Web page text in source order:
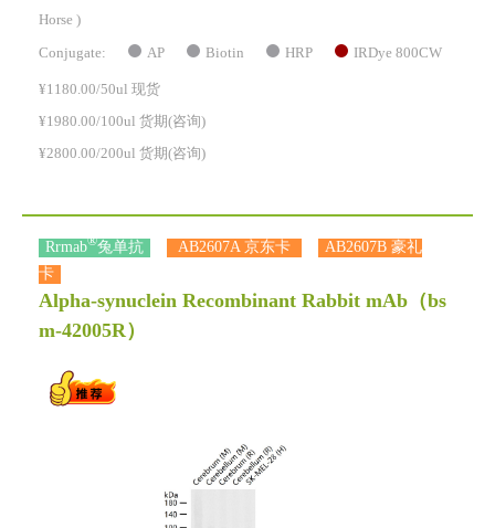
Horse )
Conjugate: AP Biotin HRP IRDye 800CW
¥1180.00/50ul 现货
¥1980.00/100ul 货期(咨询)
¥2800.00/200ul 货期(咨询)
Rrmab®兔单抗 AB2607A 京东卡
AB2607B 豪礼
卡
Alpha-synuclein Recombinant Rabbit mAb （bs
m-42005R）